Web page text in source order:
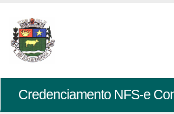
Credenciamento NFS-e